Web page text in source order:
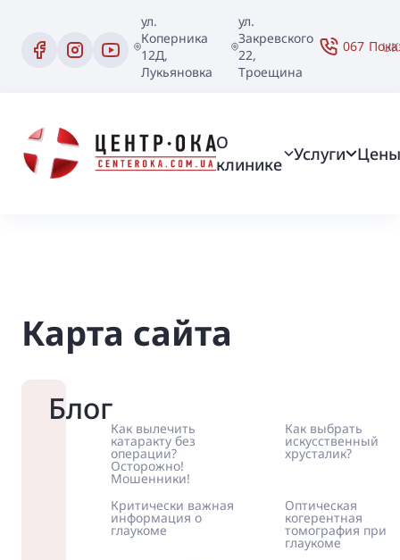
ул.
Коперника
12Д,
Лукьяновка
ул.
Закревского
22,
Троещина
067 UK
О
клинике
Услуги Цены
Карта сайта
Блог
Как вылечить
катаракту без
операции?
Осторожно!
Мошенники!
Как выбрать
искусственный
хрусталик?
Критически важная
информация о
глаукоме
Оптическая
когерентная
томография при
глаукоме